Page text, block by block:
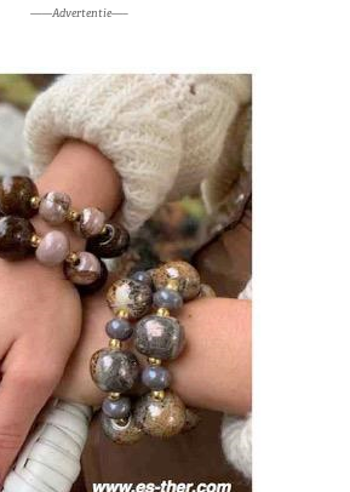
——Advertentie—–